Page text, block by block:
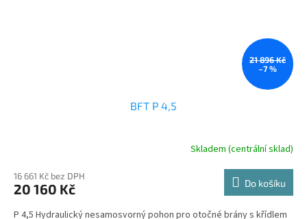
21 896 Kč
–7 %
BFT P 4,5
Skladem (centrální sklad)
16 661 Kč bez DPH
20 160 Kč Do košíku
P 4,5 Hydraulický nesamosvorný pohon pro otočné brány s křídlem